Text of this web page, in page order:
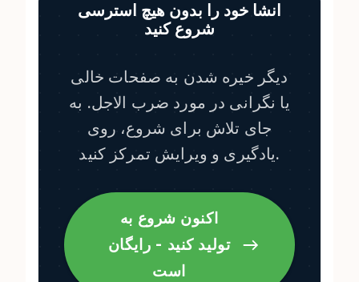
انشا خود را بدون هیچ استرسی
شروع کنید
دیگر خیره شدن به صفحات خالی
یا نگرانی در مورد ضرب الاجل. به
جای تلاش برای شروع، روی
یادگیری و ویرایش تمرکز کنید.
اکنون شروع به
تولید کنید - رایگان
است